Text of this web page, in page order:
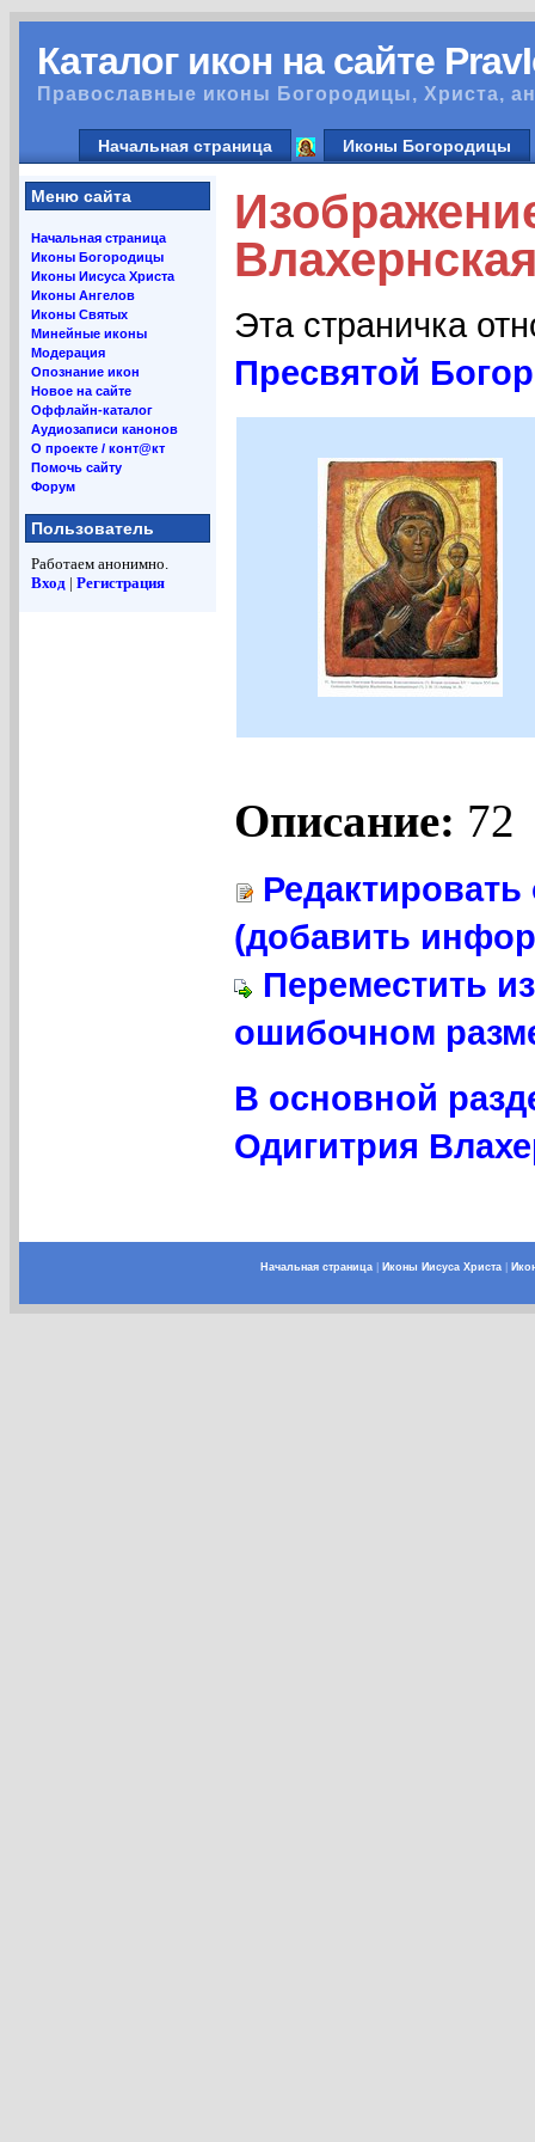
Каталог икон на сайте
Православные иконы Богородицы, Христа,
Начальная страница Иконы Богородицы
Меню сайта
Начальная страница
Иконы Богородицы
Иконы Иисуса Христа
Иконы Ангелов
Иконы Святых
Минейные иконы
Модерация
Опознание икон
Новое на сайте
Оффлайн-каталог
Аудиозаписи канонов
О проекте / конт@кт
Помочь сайту
Форум
Пользователь
Работаем анонимно.
Вход | Регистрация
Эта страничка
Пресвятой
Описание: 72
(добавить
Переместить
ошибочном
В основной
Одигитрия
Начальная страница| Иконы Иисуса Христа|